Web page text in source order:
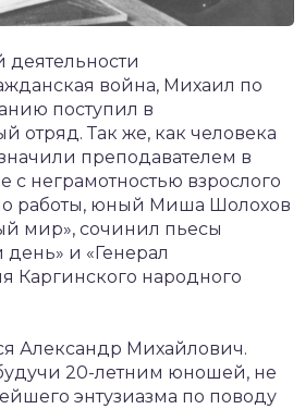
деятельности
война, Михаил по
поступил в
отряд. Так же, как человека
преподавателем в
с неграмотностью взрослого
работы, юный Миша Шолохов
мир», сочинил пьесы
и «Генерал
Каргинского народного
Александр Михайлович.
20-летним юношей, не
энтузиазма по поводу